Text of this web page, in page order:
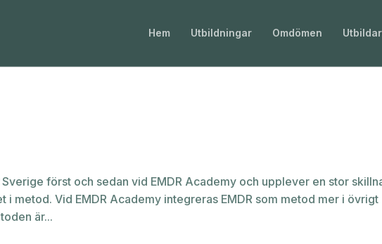
Hem Utbildningar Omdömen
Sverige först och sedan vid EMDR Academy och upplever en stor
metod. Vid EMDR Academy integreras EMDR som metod mer i övrigt
är...